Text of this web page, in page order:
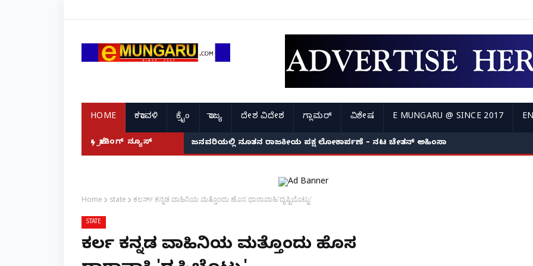
HOME ಕರಾವಳಿ ಕ್ರೈಂ ರಾಜ್ಯ ದೇಶ ವಿದೇಶ ಗ್ಲಾಮರ್ ವಿಶೇಷ E MUNGARU @ SINCE 2017
ಬ್ರೇಕಿಂಗ್ ನ್ಯೂಸ್ ಜನವರಿಯಲ್ಲಿ ನೂತನ ರಾಜಕೀಯ ಪಕ್ಷ ಲೋಕಾರ್ಪಣೆ – ನಟ ಚೇತನ್ ಅಹಿಂಸಾ
Home state ಕಲರ್ಸ್ ಕನ್ನಡ ವಾಹಿನಿಯ ಮತ್ತೊಂದು ಹೊಸ ಧಾರಾವಾಹಿ'ದೃಷ್ಟಿಬೊಟ್ಟು'
STATE
ಕಲರ್ಸ್ ಕನ್ನಡ ವಾಹಿನಿಯ ಮತ್ತೊಂದು ಹೊಸ